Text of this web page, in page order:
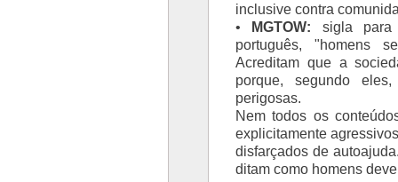
inclusive contra
• MGTOW: sigla para
português, "homens
Acreditam que a
porque, segundo
perigosas.
Nem todos os
explicitamente
disfarçados de
ditam como homens